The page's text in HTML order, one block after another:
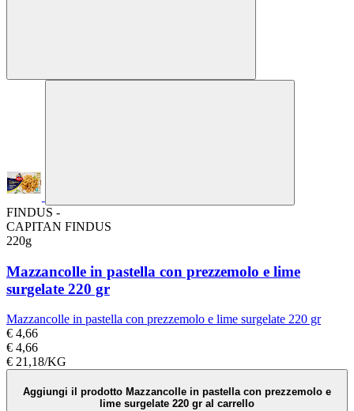
FINDUS -
CAPITAN FINDUS
220g
Mazzancolle in pastella con prezzemolo e lime
surgelate 220 gr
Mazzancolle in pastella con prezzemolo e lime surgelate 220 gr
€ 4,66
€ 4,66
€ 21,18/KG
Aggiungi il prodotto Mazzancolle in pastella con prezzemolo e
lime surgelate 220 gr al carrello